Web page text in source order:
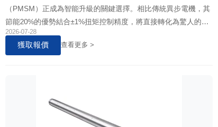
（PMSM）正成為智能升級的關鍵選擇。相比傳統異步電機，其
節能20%的優勢結合±1%扭矩控制精度，將直接轉化為驚人的營
運效益。
2026-07-28
獲取報價 查看更多 >